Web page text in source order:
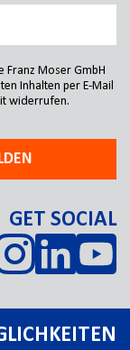
Franz Moser GmbH
Inhalten per E-Mail
widerrufen.
GET SOCIAL